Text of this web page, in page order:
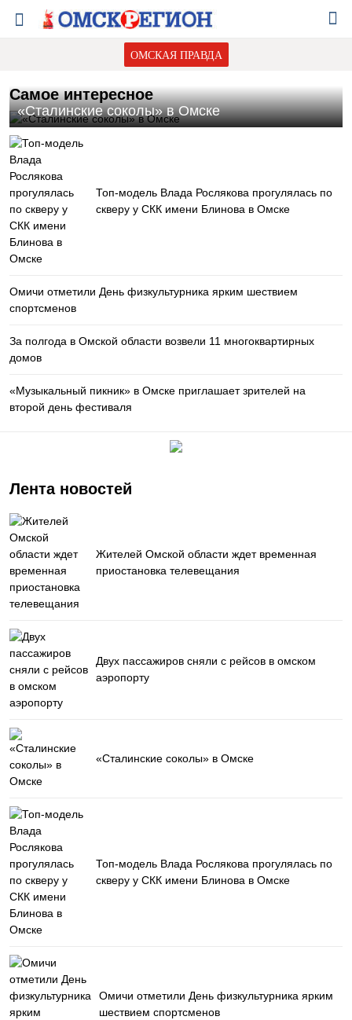
ОМСКАЯ ПРАВДА
Самое интересное
«Сталинские соколы» в Омске
Топ-модель Влада Рослякова прогулялась по
скверу у СКК имени Блинова в Омске
Омичи отметили День физкультурника ярким шествием
спортсменов
За полгода в Омской области возвели 11 многоквартирных
домов
«Музыкальный пикник» в Омске приглашает зрителей на
второй день фестиваля
Лента новостей
Жителей Омской области ждет временная
приостановка телевещания
Двух пассажиров сняли с рейсов в омском
аэропорту
«Сталинские соколы» в Омске
Топ-модель Влада Рослякова прогулялась по
скверу у СКК имени Блинова в Омске
Омичи отметили День физкультурника ярким
шествием спортсменов